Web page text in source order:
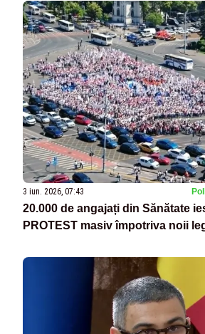
3 iun. 2026, 07:43
20.000 de angajați din Sănătate
PROTEST masiv împotriva noii